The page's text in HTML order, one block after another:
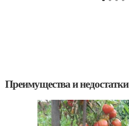
Преимущества и недостатки